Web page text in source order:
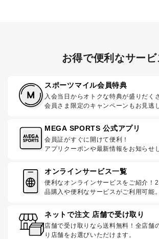
お得で便利なサービ
スポーツマイル会員特典
入会当日からオトクな特典が盛りだく
会員さま限定のキャンペーンもお見逃
MEGA SPORTS 公式アプリ
会員証がすぐに開けて便利！
アプリクーポンや最新情報をお知らせ
オンラインサービス一覧
便利なオンラインサービスをご紹介！
品購入や便利なサービスがご利用可能。
ネットで注文 店舗で受け取り
店舗で受け取りなら送料無料！全店舗
り店舗をお選びいただけます。